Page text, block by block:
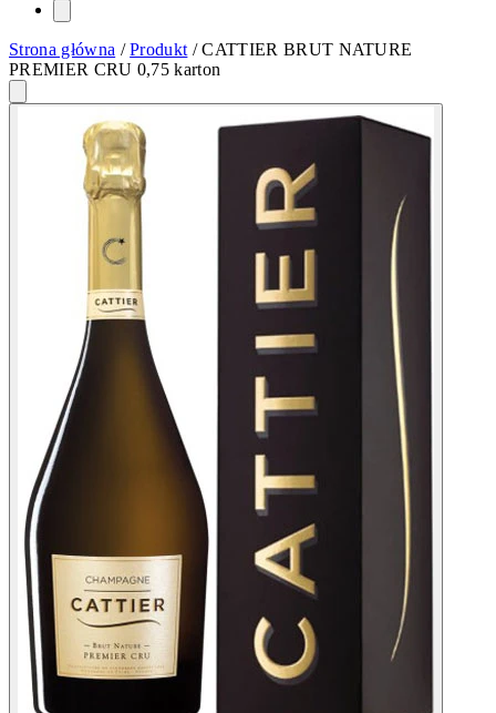
Strona główna /Produkt /CATTIER BRUT NATURE
PREMIER CRU 0,75 karton